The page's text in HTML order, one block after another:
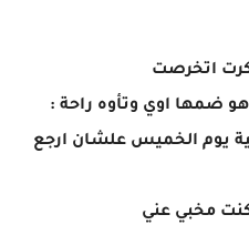
اتخرصت
ضمها اوي وتأوه راحة :
يوم الخميس علشان ارجع
مخبي عني